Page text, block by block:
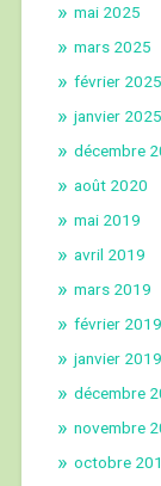
mai 2025
mars 2025
février 2025
janvier 2025
décembre
août 2020
mai 2019
avril 2019
mars 2019
février 2019
janvier 2019
décembre
novembre
octobre